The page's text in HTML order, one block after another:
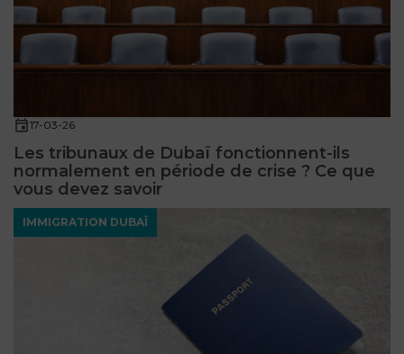
17-03-26
Les tribunaux de Dubaï fonctionnent-ils
normalement en période de crise ? Ce que
vous devez savoir
IMMIGRATION DUBAÏ